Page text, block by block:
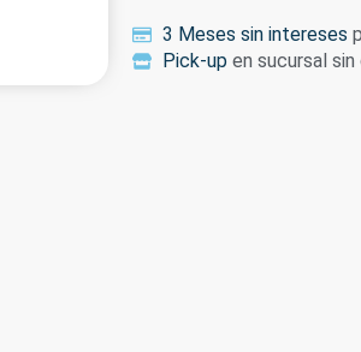
3 Meses sin intereses
Pick-upen sucursal sin